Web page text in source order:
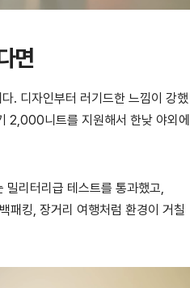
면
. 디자인부터 러기드한 느낌이 강했
2,000니트를 지원해서 한낮 야외에
리터리급 테스트를 통과했고,
패킹, 장거리 여행처럼 환경이 거칠